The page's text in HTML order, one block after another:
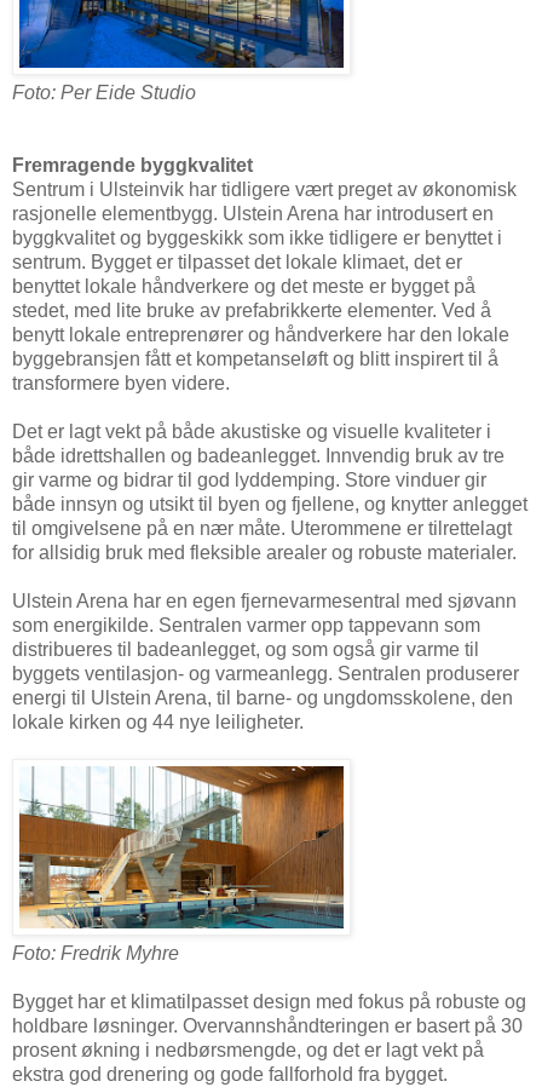
Foto: Per Eide Studio
Fremragende byggkvalitet
Sentrum i Ulsteinvik har tidligere vært preget av økonomisk
rasjonelle elementbygg. Ulstein Arena har introdusert en
byggkvalitet og byggeskikk som ikke tidligere er benyttet i
sentrum. Bygget er tilpasset det lokale klimaet, det er
benyttet lokale håndverkere og det meste er bygget på
stedet, med lite bruke av prefabrikkerte elementer. Ved å
benytt lokale entreprenører og håndverkere har den lokale
byggebransjen fått et kompetanseløft og blitt inspirert til å
transformere byen videre.
Det er lagt vekt på både akustiske og visuelle kvaliteter i
både idrettshallen og badeanlegget. Innvendig bruk av tre
gir varme og bidrar til god lyddemping. Store vinduer gir
både innsyn og utsikt til byen og fjellene, og knytter anlegget
til omgivelsene på en nær måte. Uterommene er tilrettelagt
for allsidig bruk med fleksible arealer og robuste materialer.
Ulstein Arena har en egen fjernevarmesentral med sjøvann
som energikilde. Sentralen varmer opp tappevann som
distribueres til badeanlegget, og som også gir varme til
byggets ventilasjon- og varmeanlegg. Sentralen produserer
energi til Ulstein Arena, til barne- og ungdomsskolene, den
lokale kirken og 44 nye leiligheter.
Foto: Fredrik Myhre
Bygget har et klimatilpasset design med fokus på robuste og
holdbare løsninger. Overvannshåndteringen er basert på 30
prosent økning i nedbørsmengde, og det er lagt vekt på
ekstra god drenering og gode fallforhold fra bygget.